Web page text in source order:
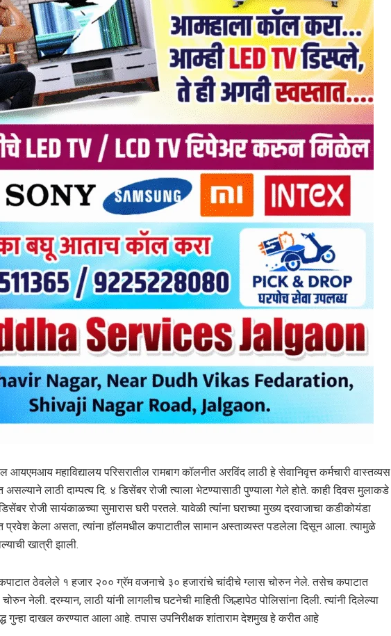
आयएमआय महाविद्यालय परिसरातील रामबाग कॉलनीत अरविंद लाठी हे सेवानिवृत्त कर्मचारी वास्तव्यस
असल्याने लाठी दाम्पत्य दि. ४ डिसेंबर रोजी त्याला भेटण्यासाठी पुण्याला गेले होते. काही दिवस मुलाकडे
रोजी सायंकाळच्या सुमारास घरी परतले. यावेळी त्यांना घराच्या मुख्य दरवाजाचा कडीकोयंडा
प्रवेश केला असता, त्यांना हॉलमधील कपाटातील सामान अस्ताव्यस्त पडलेला दिसून आला. त्यामुळे
खात्री झाली.
कपाटात ठेवलेले १ हजार २०० ग्रॅम वजनाचे ३० हजारांचे चांदीचे ग्लास चोरुन नेले. तसेच कपाटात
नेली. दरम्यान, लाठी यांनी लागलीच घटनेची माहिती जिल्हापेठ पोलिसांना दिली. त्यांनी दिलेल्या
गुन्हा दाखल करण्यात आला आहे. तपास उपनिरीक्षक शांताराम देशमुख हे करीत आहे